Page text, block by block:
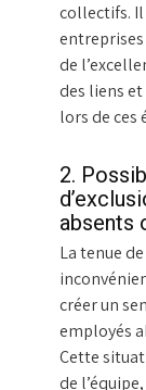
collectifs.
de
des liens
lors de ces
2.
absents
La tenue
créer un
employés
Cette
de